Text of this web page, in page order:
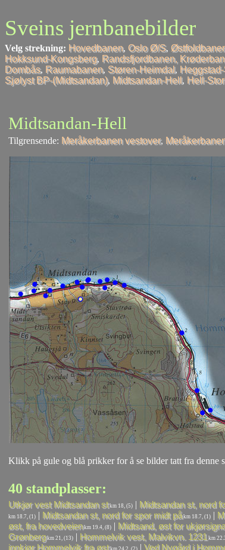
Sveins jernbanebilder
Velg strekning: Hovedbanen, Oslo Ø/S,
Hokksund-Kongsberg, Randsfjordbanen,
Dombås, Raumabanen, Støren-Heimdal,
Sjølyst BP-(Midtsandan), Midtsandan-Hell, Hell-
Midtsandan-Hell
Tilgrensende: Meråkerbanen vestover,
Klikk på gule og blå prikker for å se bilder tatt fra denne
40 standplasser:
Utkjør vest Midtsandan stkm 18, (5) | Midtsandan st, nord
km 18.7, (1) | Midtsandan st, nord for spor midt påkm 18.7, (1) |
øst, fra hovedveienkm 19.4, (8) | Midtsand, øst for
Grønbergkm 21, (13) | Hommelvik vest, Malvikvn. 1231 km
innkjør Hommelvik fra øst
| Ved Nygård i